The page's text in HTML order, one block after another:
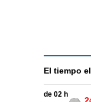
El tiempo el
de 02 h